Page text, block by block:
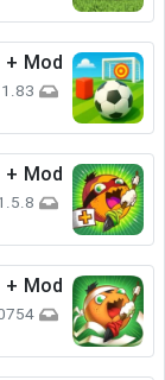
+ Mod
1.83
Mod
Mod